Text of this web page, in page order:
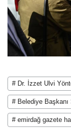
# Dr. İzzet Ulvi
# Belediye
# emirdağ gazete